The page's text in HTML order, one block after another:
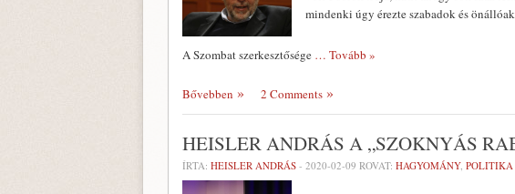
mindenki úgy érezte szabadok és
A Szombat szerkesztősége … Tovább »
Bővebben 2 Comments
HEISLER ANDRÁS A „SZOKNYÁS
ÍRTA: HEISLER ANDRÁS - 2020-02-09 ROVAT: HAGYOMÁNY, POLITIKA